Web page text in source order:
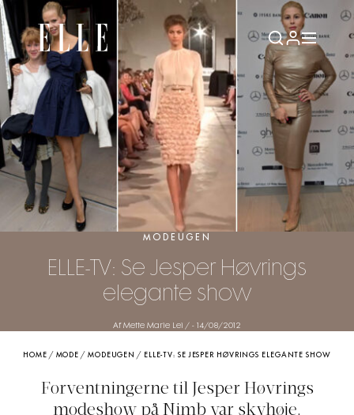
MODEUGEN
ELLE-TV: Se Jesper Høvrings
elegante show
Af Mette Marie Lei / - 14/08/2012
HOME / MODE / MODEUGEN / ELLE-TV: SE JESPER HØVRINGS ELEGANTE SHOW
Forventningerne til Jesper Høvrings
modeshow på Nimb var skyhøje.